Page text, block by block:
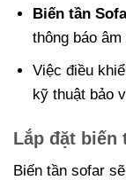
Biến tần
thông báo
Việc điều
kỹ thuật bảo
Lắp đặt biến
Biến tần sofar